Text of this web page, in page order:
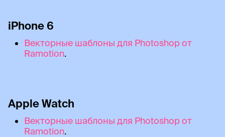
iPhone 6
Векторные шаблоны для Photoshop от
Ramotion.
Apple Watch
Векторные шаблоны для Photoshop от
Ramotion.